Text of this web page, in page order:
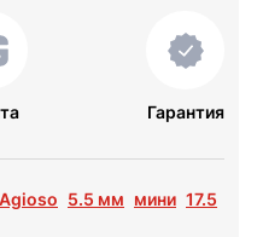
Гарантия
Agioso 5.5 мм мини 17.5